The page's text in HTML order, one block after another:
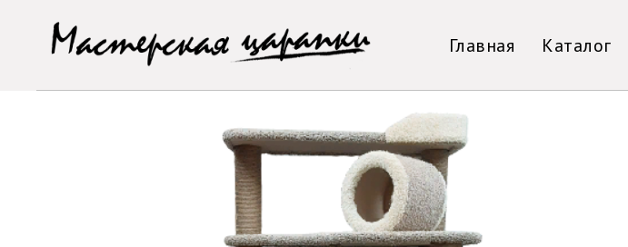
Главная Каталог